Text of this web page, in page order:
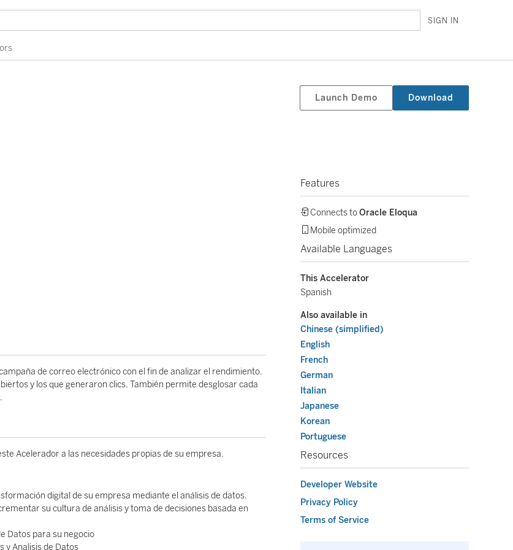
SIGN IN
Launch Demo Download
de correo electrónico con el fin de analizar el rendimiento.
y los que generaron clics. También permite desglosar cada
Acelerador a las necesidades propias de su empresa.
digital de su empresa mediante el análisis de datos.
su cultura de análisis y toma de decisiones basada en
Datos para su negocio
y Analisis de Datos
Features
Connects toOracle Eloqua
Mobile optimized
Available Languages
This Accelerator
Spanish
Also available in
Chinese (simplified)
English
French
German
Italian
Japanese
Korean
Portuguese
Resources
Developer Website
Privacy Policy
Terms of Service